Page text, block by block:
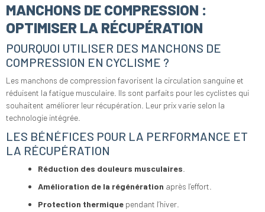
MANCHONS DE COMPRESSION :
OPTIMISER LA RÉCUPÉRATION
POURQUOI UTILISER DES MANCHONS DE
COMPRESSION EN CYCLISME ?
Les manchons de compression favorisent la circulation sanguine et
réduisent la fatigue musculaire. Ils sont parfaits pour les cyclistes qui
souhaitent améliorer leur récupération. Leur prix varie selon la
technologie intégrée.
LES BÉNÉFICES POUR LA PERFORMANCE ET
LA RÉCUPÉRATION
Réduction des douleurs musculaires
Amélioration de la régénération après l’effort.
Protection thermique pendant l’hiver.